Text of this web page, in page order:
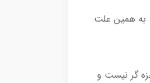
به همین علت
گر نیست و